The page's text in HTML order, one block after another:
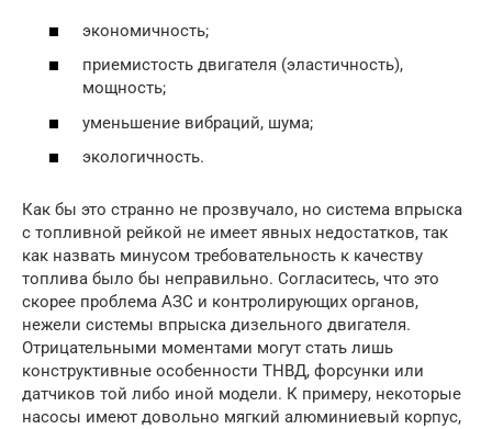
экономичность;
приемистость двигателя (эластичность),
мощность;
уменьшение вибраций, шума;
экологичность.
Как бы это странно не прозвучало, но система впрыска
с топливной рейкой не имеет явных недостатков, так
как назвать минусом требовательность к качеству
топлива было бы неправильно. Согласитесь, что это
скорее проблема АЗС и контролирующих органов,
нежели системы впрыска дизельного двигателя.
Отрицательными моментами могут стать лишь
конструктивные особенности ТНВД, форсунки или
датчиков той либо иной модели. К примеру, некоторые
насосы имеют довольно мягкий алюминиевый корпус,